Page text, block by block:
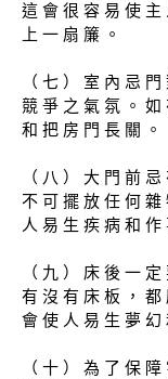
這 會 很 容 易 使 主
上 一 扇 簾 。
（ 七 ） 室 內 忌
競 爭 之 氣 氛 。 如
和 把 房 門 長 關 。
（ 八 ） 大 門 前
不 可 擺 放 任 何 雜
人 易 生 疾 病 和 作
（ 九 ） 床 後 一
有 沒 有 床 板 ， 都
會 使 人 易 生 夢 幻
（ 十 ） 為 了 保